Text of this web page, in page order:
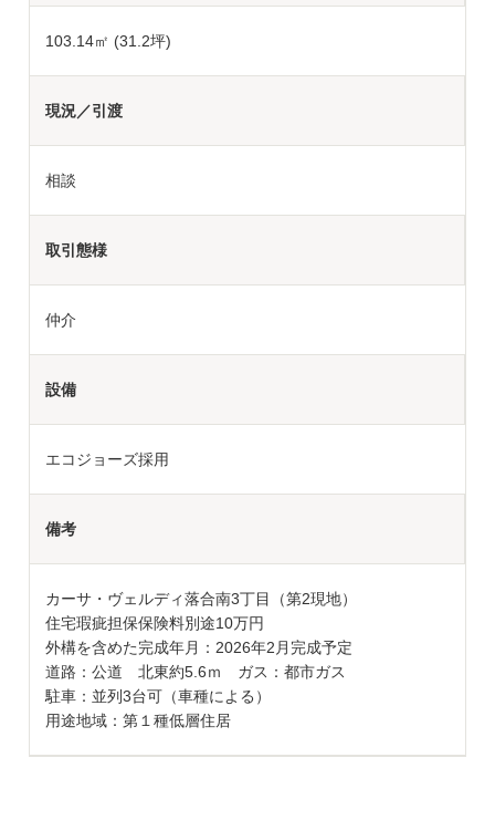
103.14㎡ (31.2坪)
現況／引渡
相談
取引態様
仲介
設備
エコジョーズ採用
備考
カーサ・ヴェルディ落合南3丁目（第2現地）
住宅瑕疵担保保険料別途10万円
外構を含めた完成年月：2026年2月完成予定
道路：公道 北東約5.6ｍ ガス：都市ガス
駐車：並列3台可（車種による）
用途地域：第１種低層住居